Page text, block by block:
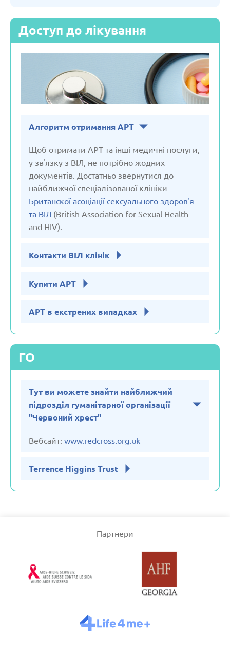
Доступ до лікування
Алгоритм отримання АРТ
Щоб отримати АРТ та інші медичні послуги,
у зв'язку з ВІЛ, не потрібно жодних
документів. Достатньо звернутися до
найближчої спеціалізованої клініки
Британскої асоціації сексуального здоров'я
та ВІЛ (British Association for Sexual Health
and HIV).
Контакти ВІЛ клінік
Купити АРТ
АРТ в екстрених випадках
ГО
Тут ви можете знайти найближчий
підрозділ гуманітарної організації
"Червоний хрест"
Вебсайт: www.redcross.org.uk
Terrence Higgins Trust
Німеччина
Польща
Російська Федерація
Словакія
Словенія
Сполучене Королівство
Чеська республіка
Швейцарія
Швеція
Партнери